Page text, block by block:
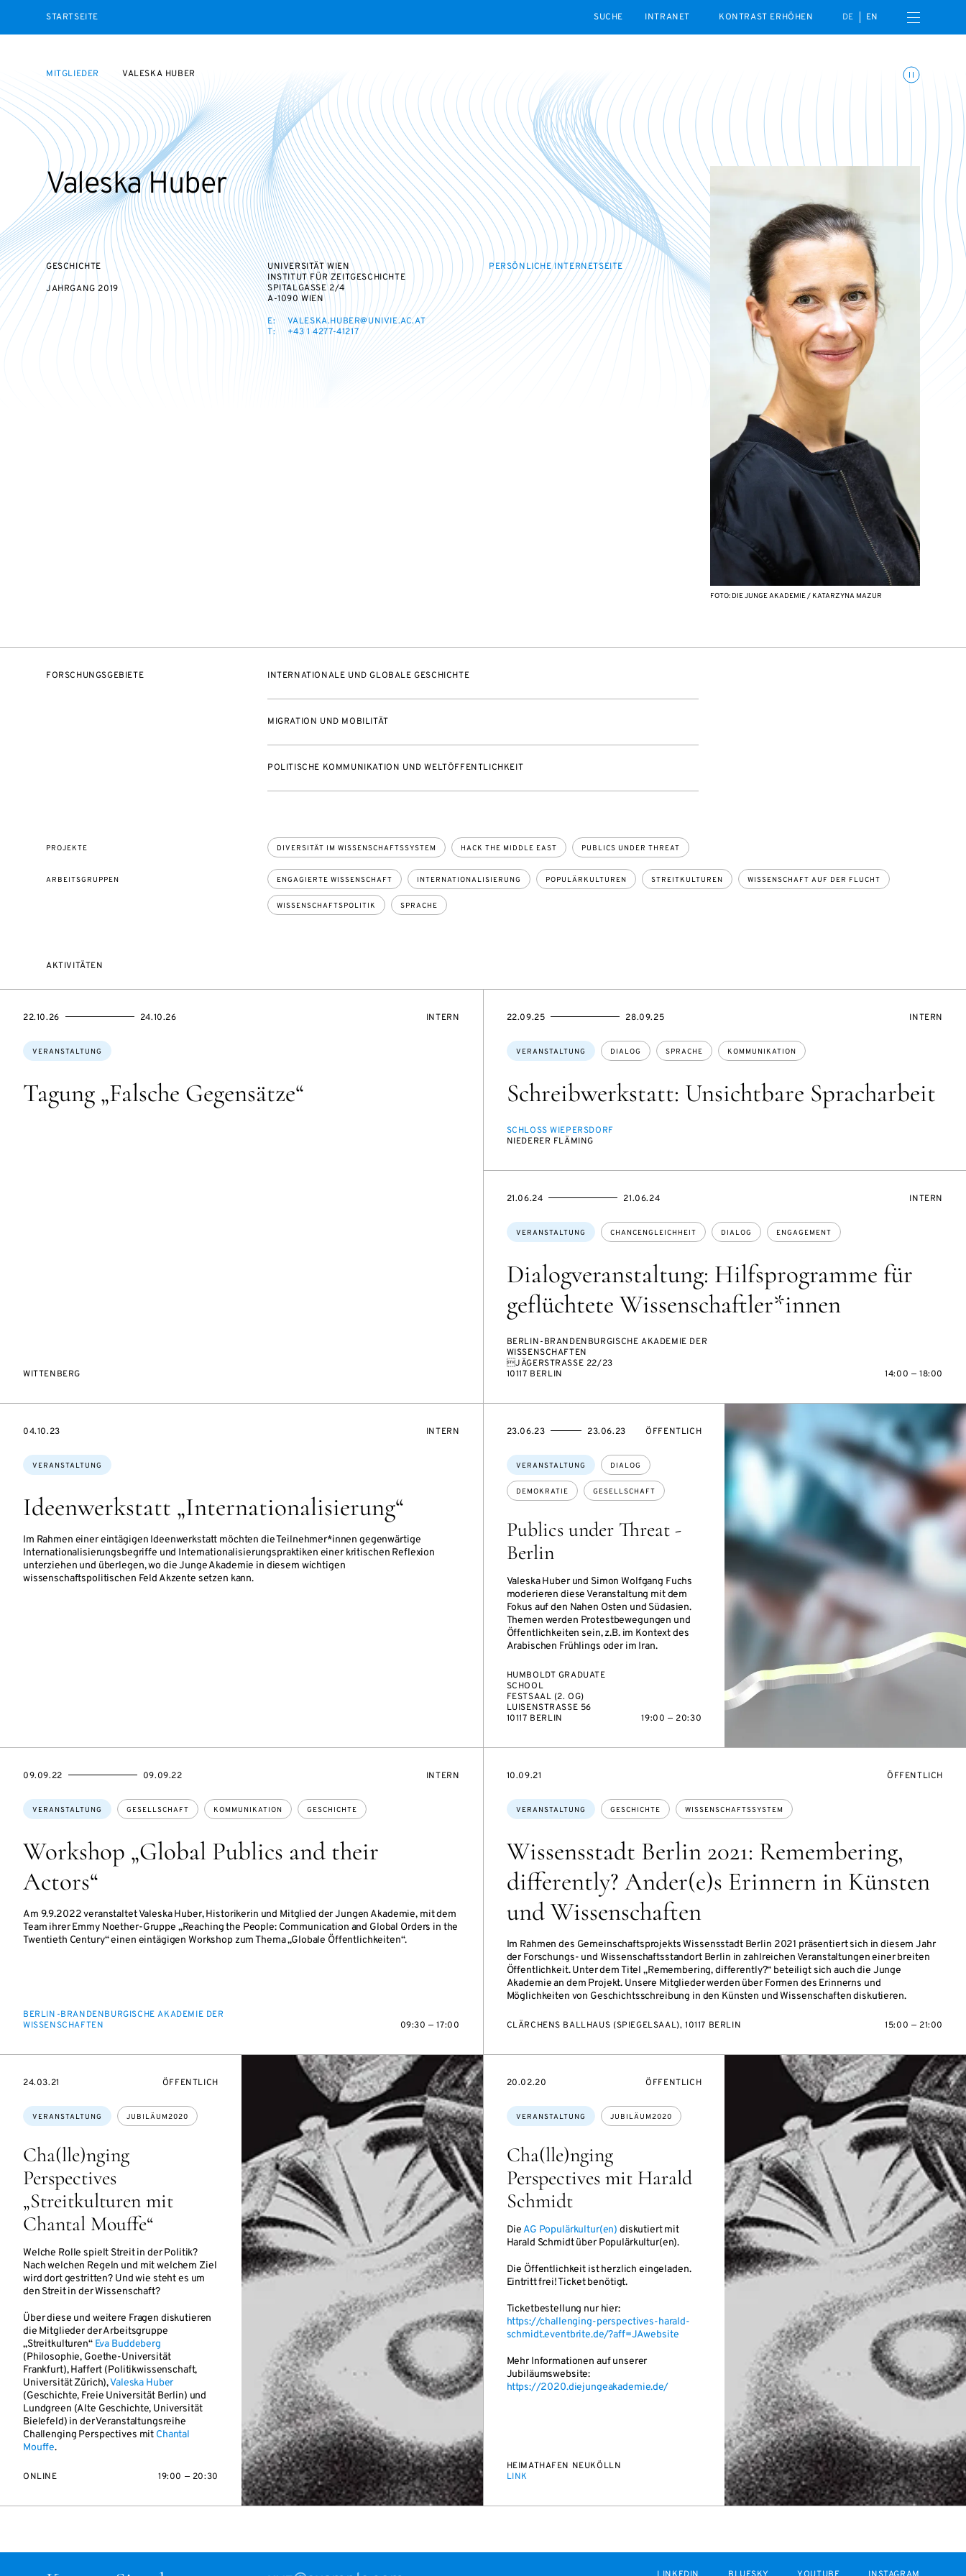
STARTSEITE
INTRANET
KONTRAST ERHÖHEN DE EN Menü öffnen
Animationen umschalten
MITGLIEDER VALESKA HUBER
Valeska Huber
GESCHICHTE
JAHRGANG 2019
UNIVERSITÄT WIEN
INSTITUT FÜR ZEITGESCHICHTE
SPITALGASSE 2/4
A-1090 WIEN
E:
VALESKA.HUBER@UNIVIE.AC.AT
T:
+43 1 4277-41217
PERSÖNLICHE INTERNETSEITE
FOTO: DIE JUNGE AKADEMIE / KATARZYNA MAZUR
FORSCHUNGSGEBIETE INTERNATIONALE UND GLOBALE GESCHICHTE
MIGRATION UND MOBILITÄT
POLITISCHE KOMMUNIKATION UND WELTÖFFENTLICHKEIT
PROJEKTE DIVERSITÄT IM WISSENSCHAFTSSYSTEM HACK THE MIDDLE EAST PUBLICS UNDER THREAT
ARBEITSGRUPPEN ENGAGIERTE WISSENSCHAFT INTERNATIONALISIERUNG POPULÄRKULTUREN STREITKULTUREN WISSENSCHAFT AUF DER FLUCHT
WISSENSCHAFTSPOLITIK SPRACHE
AKTIVITÄTEN
Tagung „Falsche Gegensätze“
Themen:
VERANSTALTUNG
EVENTBEGINSON
22.10.26
EVENTENDSON 24.10.26 VERANSTALTUNGSZUGANG:
INTERN
WITTENBERG
Schreibwerkstatt: Unsichtbare Spracharbeit
Themen:
VERANSTALTUNG DIALOG SPRACHE KOMMUNIKATION
EVENTBEGINSON
22.09.25
EVENTENDSON 28.09.25 INTERN
SCHLOSS WIEPERSDORF
NIEDERER FLÄMING
Dialogveranstaltung: Hilfsprogramme für
geflüchtete Wissenschaftler*innen
Themen:
VERANSTALTUNG CHANCENGLEICHHEIT DIALOG ENGAGEMENT
EVENTBEGINSON
21.06.24
EVENTENDSON 21.06.24 INTERN
BERLIN-BRANDENBURGISCHE AKADEMIE DER
WISSENSCHAFTEN
JÄGERSTRASSE 22/23
10117 BERLIN
14:00 — 18:00
Ideenwerkstatt „Internationalisierung“
Im Rahmen einer eintägigen Ideenwerkstatt möchten die Teilnehmer*innen gegenwärtige
Internationalisierungsbegriffe und Internationalisierungspraktiken einer kritischen Reflexion
unterziehen und überlegen, wo die Junge Akademie in diesem wichtigen
wissenschaftspolitischen Feld Akzente setzen kann.
Themen:
VERANSTALTUNG
EVENTBEGINSON
04.10.23 VERANSTALTUNGSZUGANG:
INTERN
Publics under Threat -
Berlin
Valeska Huber und Simon Wolfgang Fuchs
moderieren diese Veranstaltung mit dem
Fokus auf den Nahen Osten und Südasien.
Themen werden Protestbewegungen und
Öffentlichkeiten sein, z.B. im Kontext des
Arabischen Frühlings oder im Iran.
Themen:
VERANSTALTUNG DIALOG
DEMOKRATIE GESELLSCHAFT
EVENTBEGINSON
23.06.23
EVENTENDSON 23.06.23 VERANSTALTUNGSZUGANG:
ÖFFENTLICH
HUMBOLDT GRADUATE
SCHOOL
FESTSAAL (2. OG)
LUISENSTRASSE 56
10117 BERLIN
19:00 — 20:30
Workshop „Global Publics and their
Actors“
Am 9.9.2022 veranstaltet Valeska Huber, Historikerin und Mitglied der Jungen Akademie, mit dem
Team ihrer Emmy Noether-Gruppe „Reaching the People: Communication and Global Orders in the
Twentieth Century“ einen eintägigen Workshop zum Thema „Globale Öffentlichkeiten“.
Themen:
VERANSTALTUNG GESELLSCHAFT KOMMUNIKATION GESCHICHTE
EVENTBEGINSON
09.09.22
EVENTENDSON 09.09.22 VERANSTALTUNGSZUGANG:
INTERN
BERLIN-BRANDENBURGISCHE AKADEMIE DER
WISSENSCHAFTEN
09:30 — 17:00
Wissensstadt Berlin 2021: Remembering,
differently? Ander(e)s Erinnern in Künsten
und Wissenschaften
Im Rahmen des Gemeinschaftsprojekts Wissensstadt Berlin 2021 präsentiert sich in diesem Jahr
der Forschungs- und Wissenschaftsstandort Berlin in zahlreichen Veranstaltungen einer breiten
Öffentlichkeit. Unter dem Titel „Remembering, differently?“ beteiligt sich auch die Junge
Akademie an dem Projekt. Unsere Mitglieder werden über Formen des Erinnerns und
Möglichkeiten von Geschichtsschreibung in den Künsten und Wissenschaften diskutieren.
Themen:
VERANSTALTUNG GESCHICHTE WISSENSCHAFTSSYSTEM
EVENTBEGINSON
10.09.21 ÖFFENTLICH
CLÄRCHENS BALLHAUS (SPIEGELSAAL), 10117 BERLIN 15:00 — 21:00
Cha(lle)nging
Perspectives
„Streitkulturen mit
Chantal Mouffe“
Welche Rolle spielt Streit in der Politik?
Nach welchen Regeln und mit welchem Ziel
wird dort gestritten? Und wie steht es um
den Streit in der Wissenschaft?
Über diese und weitere Fragen diskutieren
die Mitglieder der Arbeitsgruppe
„Streitkulturen“ Eva Buddeberg
(Philosophie, Goethe-Universität
Frankfurt),Haffert (Politikwissenschaft,
Universität Zürich),Valeska Huber
(Geschichte, Freie Universität Berlin) und
Lundgreen (Alte Geschichte, Universität
Bielefeld) in der Veranstaltungsreihe
Challenging Perspectives mit Chantal
Mouffe.
Themen:
VERANSTALTUNG JUBILÄUM2020
EVENTBEGINSON
24.03.21 VERANSTALTUNGSZUGANG:
ÖFFENTLICH
ONLINE 19:00 — 20:30
Cha(lle)nging
Perspectives mit Harald
Schmidt
DieAG Populärkultur(en) diskutiert mit
Harald Schmidt über Populärkultur(en).
Die Öffentlichkeit ist herzlich eingeladen.
Eintritt frei! Ticket benötigt.
Ticketbestellung nur hier:
https://challenging-perspectives-harald-
schmidt.eventbrite.de/?aff=JAwebsite
Mehr Informationen auf unserer
Jubiläumswebsite:
https://2020.diejungeakademie.de/
Themen:
VERANSTALTUNG JUBILÄUM2020
EVENTBEGINSON
20.02.20 VERANSTALTUNGSZUGANG:
ÖFFENTLICH
HEIMATHAFEN NEUKÖLLN
LINK